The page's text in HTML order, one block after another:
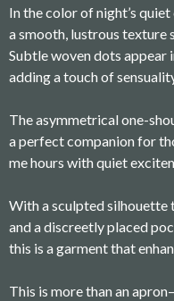
In the color of night’s
a smooth, lustrous texture
Subtle woven dots appear
adding a touch of
The asymmetrical one-
a perfect companion for
me hours with quiet
With a sculpted silhouette
and a discreetly placed
this is a garment that
This is more than an